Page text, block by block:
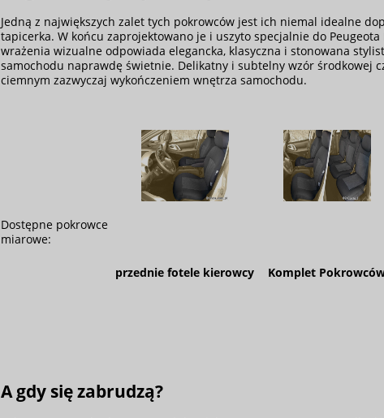
Jedną z największych zalet tych pokrowców jest ich niemal idealne
tapicerka. W końcu zaprojektowano je i uszyto specjalnie do
wrażenia wizualne odpowiada elegancka, klasyczna i stonowana
samochodu naprawdę świetnie. Delikatny i subtelny wzór środkowej
ciemnym zazwyczaj wykończeniem wnętrza samochodu.
Dostępne pokrowce
miarowe:
przednie fotele kierowcy Komplet
A gdy się zabrudzą?